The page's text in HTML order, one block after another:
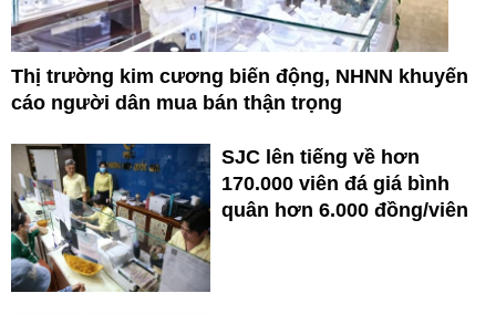
Thị trường kim cương biến động, NHNN khuyến
cáo người dân mua bán thận trọng
SJC lên tiếng về hơn
170.000 viên đá giá bình
quân hơn 6.000 đồng/viên